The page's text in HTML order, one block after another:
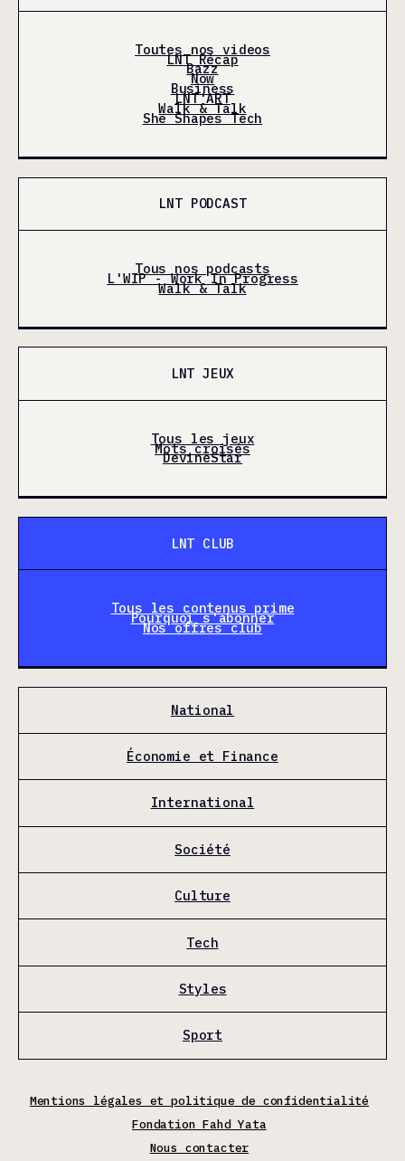
Toutes nos videos
LNT Récap
Bazz
Now
Business
LNT'ART
Walk & Talk
She Shapes Tech
LNT PODCAST
Tous nos podcasts
L'WIP - Work In Progress
Walk & Talk
LNT JEUX
Tous les jeux
Mots croisés
DevineStar
LNT CLUB
Tous les contenus prime
Pourquoi s'abonner
Nos offres club
National
Économie et Finance
International
Société
Culture
Tech
Styles
Sport
Mentions légales et politique de confidentialité
Fondation Fahd Yata
Nous contacter